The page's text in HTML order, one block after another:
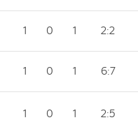
1 0 1 2:2
1 0 1 6:7
1 0 1 2:5